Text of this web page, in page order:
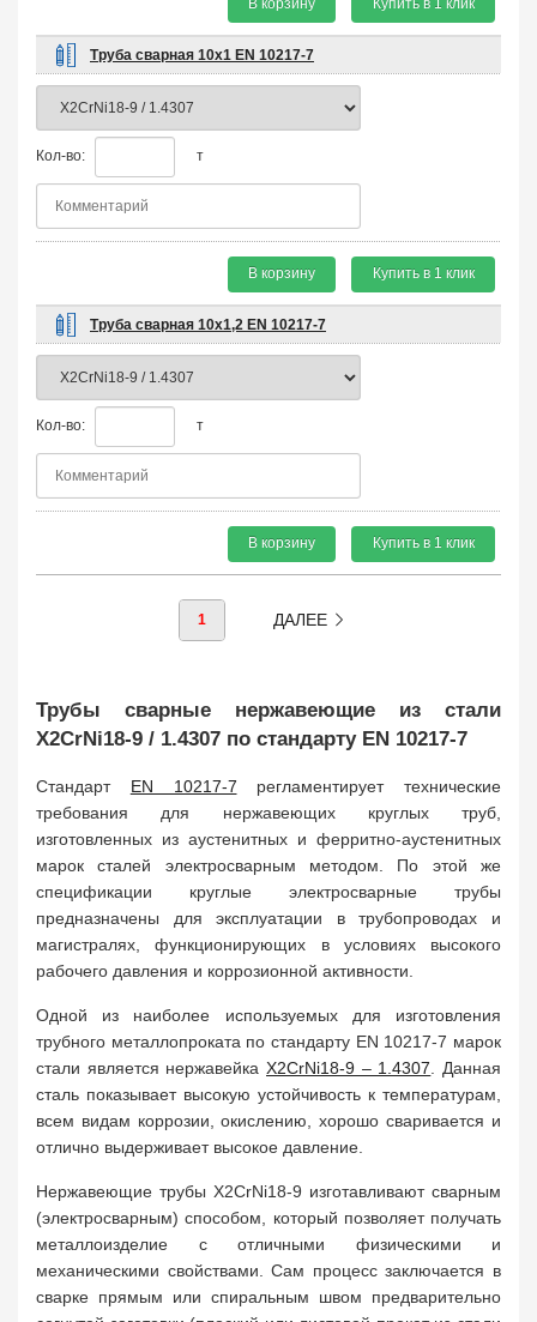
В корзину Купить в 1 клик
Труба сварная 10х1 EN 10217-7
Кол-во: т
В корзину Купить в 1 клик
Труба сварная 10х1,2 EN 10217-7
Кол-во: т
В корзину Купить в 1 клик
1 ДАЛЕЕ
Трубы сварные нержавеющие из стали
X2CrNi18-9 / 1.4307 по стандарту EN 10217-7
Стандарт EN 10217-7 регламентирует технические
требования для нержавеющих круглых труб,
изготовленных из аустенитных и ферритно-аустенитных
марок сталей электросварным методом. По этой же
спецификации круглые электросварные трубы
предназначены для эксплуатации в трубопроводах и
магистралях, функционирующих в условиях высокого
рабочего давления и коррозионной активности.
Одной из наиболее используемых для изготовления
трубного металлопроката по стандарту EN 10217-7 марок
стали является нержавейка X2CrNi18-9 – 1.4307 . Данная
сталь показывает высокую устойчивость к температурам,
всем видам коррозии, окислению, хорошо сваривается и
отлично выдерживает высокое давление.
Нержавеющие трубы X2CrNi18-9 изготавливают сварным
(электросварным) способом, который позволяет получать
металлоизделие с отличными физическими и
механическими свойствами. Сам процесс заключается в
сварке прямым или спиральным швом предварительно